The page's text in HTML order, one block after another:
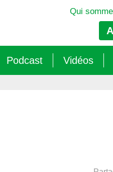
Qui
cachée (2023/
de « discussions »
Podcast Vidéos